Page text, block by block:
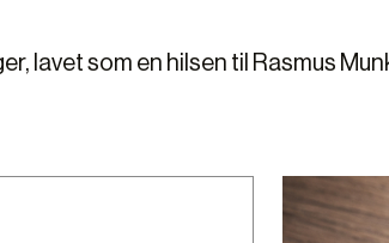
lavet som en hilsen til Rasmus